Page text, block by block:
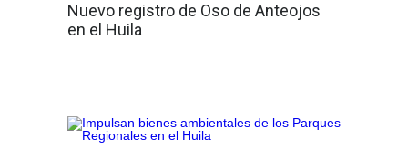
Nuevo registro de Oso de Anteojos
en el Huila